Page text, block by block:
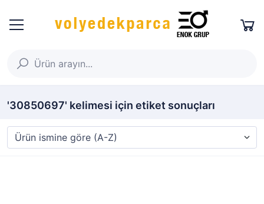
'30850697' kelimesi için etiket sonuçları